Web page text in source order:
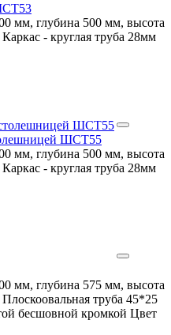
мм, глубина 500 мм, высота
Каркас - круглая труба 28мм
ШСТ55
мм, глубина 500 мм, высота
Каркас - круглая труба 28мм
мм, глубина 575 мм, высота
Плоскоовальная труба 45*25
бесшовной кромкой Цвет